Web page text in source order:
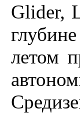
Glider,
летом